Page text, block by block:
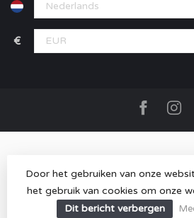
€
© Copyright 2026 MOOD store-
Lightspeed designby
Door het gebruiken van onze
het gebruik van cookies om onze
Dit bericht verbergen